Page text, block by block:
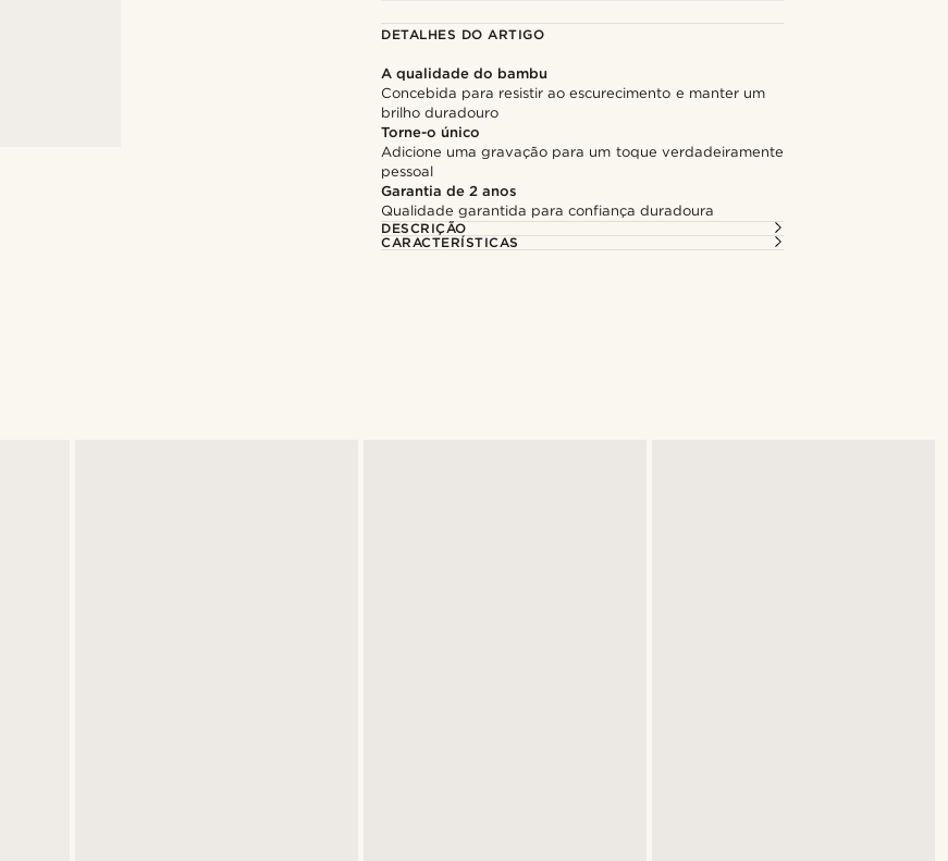
DETALHES DO ARTIGO
A qualidade do bambu
Concebida para resistir ao escurecimento e manter um
brilho duradouro
Torne-o único
Adicione uma gravação para um toque verdadeiramente
pessoal
Garantia de 2 anos
Qualidade garantida para confiança duradoura
DESCRIÇÃO
CARACTERÍSTICAS